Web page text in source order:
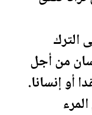
الترك
من أجل
أو إنسانا.